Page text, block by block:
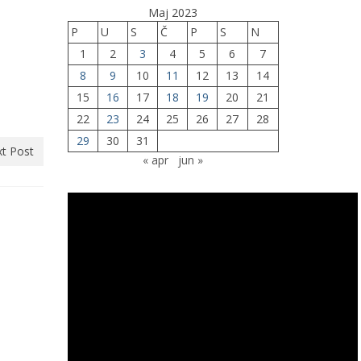
Post
Maj 2023
P
U S Č P S
N
1
2 3 4 5 6
7
8
9 10 11 12 13
14
15
16 17 18 19 20
21
22
23 24 25 26 27
28
29
30
31
« apr
jun »